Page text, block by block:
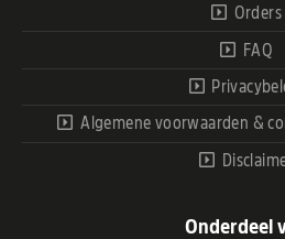
Orders
FAQ
Algemene voorwaarden &
Onderdeel